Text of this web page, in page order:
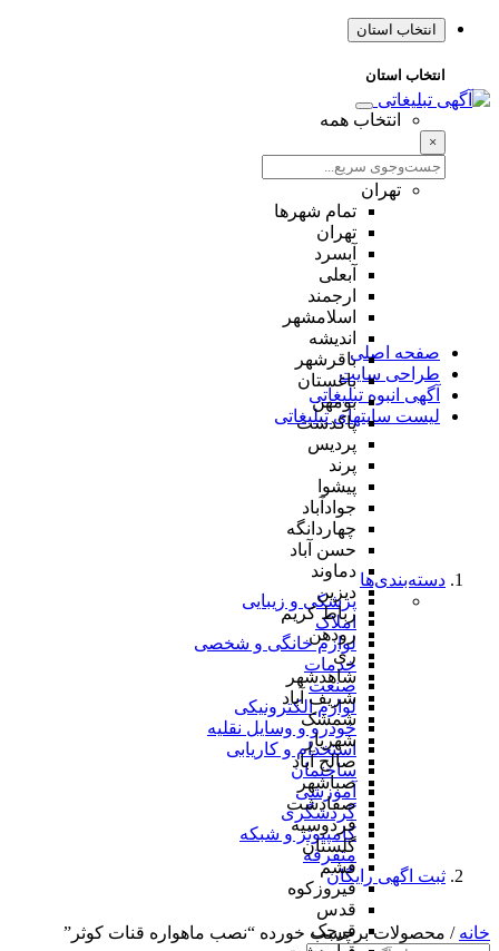
انتخاب استان
انتخاب استان
انتخاب همه
×
تهران
تمام شهر‌ها
تهران
آبسرد
آبعلی
ارجمند
اسلامشهر
اندیشه
باقرشهر
باغستان
بومهن
پاکدشت
پردیس
پرند
پیشوا
جوادآباد
چهاردانگه
حسن آباد
دماوند
دیزین
رباط کریم
رودهن
ری
شاهدشهر
شریف آباد
شمشک
شهریار
صالح آباد
صباشهر
صفادشت
فردوسیه
گلستان
فشم
فیروزکوه
قدس
قرچک
صفحه اصلی
طراحی سایت
آگهی انبوه تبلیغاتی
لیست سایتهای تبلیغاتی
دسته‌بندی‌ها
پزشکی و زیبایی
املاک
لوازم خانگی و شخصی
خدمات
صنعت
لوازم الکترونیکی
خودرو و وسایل نقلیه
استخدام و کاریابی
ساختمان
آموزشی
گردشگری
کامپیوتر و شبکه
متفرقه
ثبت اگهی رایگان
خانه / محصولات برچسب خورده “نصب ماهواره قنات کوثر”